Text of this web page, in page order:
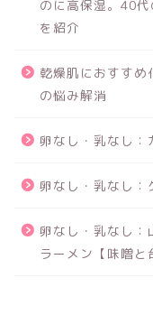
のに高保湿。40
を紹介
乾燥肌におすすめ
の悩み解消
卵なし・乳なし：
卵なし・乳なし：
卵なし・乳なし：
ラーメン【味噌と